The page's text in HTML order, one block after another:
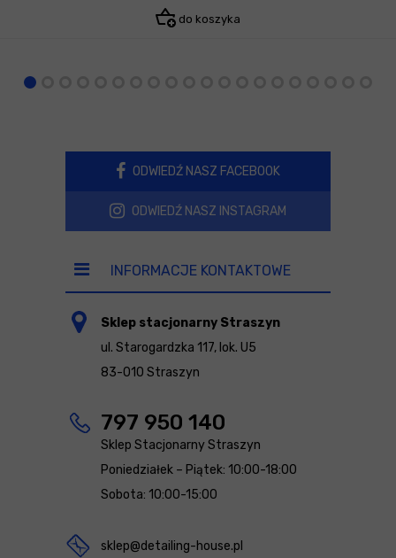
do koszyka
ODWIEDŹ NASZ FACEBOOK
ODWIEDŹ NASZ INSTAGRAM
INFORMACJE KONTAKTOWE
Sklep stacjonarny Straszyn
ul. Starogardzka 117, lok. U5
83-010 Straszyn
797 950 140
Sklep Stacjonarny Straszyn
Poniedziałek – Piątek: 10:00-18:00
Sobota: 10:00-15:00
sklep@detailing-house.pl